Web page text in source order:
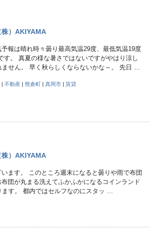
）AKIYAMA
報は晴れ時々曇り最高気温29度、最低気温19度
す。 真夏の様な暑さではないですがやはり涼し
ません。 早く秋らしくならないかな～。 先日 …
|不動産 |熊倉町 |真岡市 |賃貸
）AKIYAMA
ます。 このところ週末になると曇りや雨で布団
団が丸まる洗えてふかふかになるコインランド
ます。 都内ではセルフなのにスタッ …